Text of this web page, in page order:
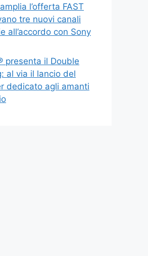
l’offerta FAST
tre nuovi canali
all’accordo con Sony
presenta il Double
al via il lancio del
dedicato agli amanti